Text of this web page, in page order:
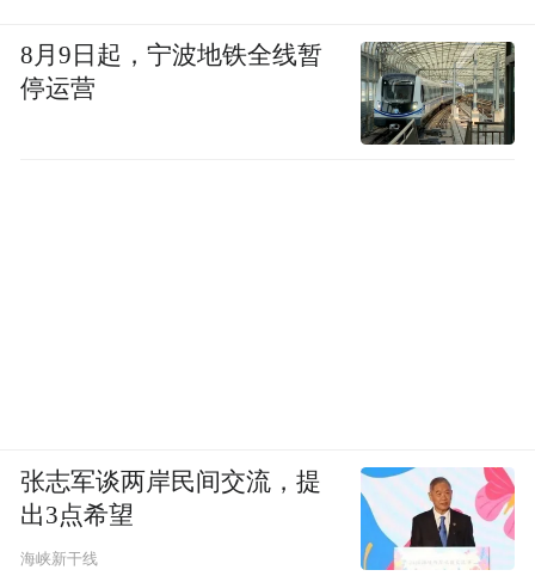
8月9日起，宁波地铁全线暂
停运营
张志军谈两岸民间交流，提
出3点希望
海峡新干线